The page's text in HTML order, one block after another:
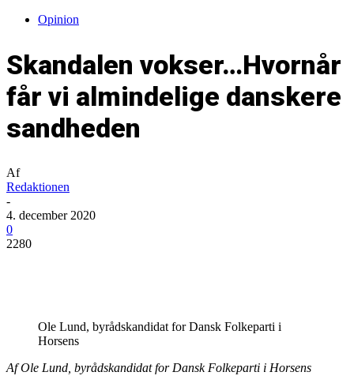
Opinion
Skandalen vokser…Hvornår
får vi almindelige danskere
sandheden
Af
Redaktionen
-
4. december 2020
0
2280
Ole Lund, byrådskandidat for Dansk Folkeparti i
Horsens
Af Ole Lund, byrådskandidat for Dansk Folkeparti i Horsens